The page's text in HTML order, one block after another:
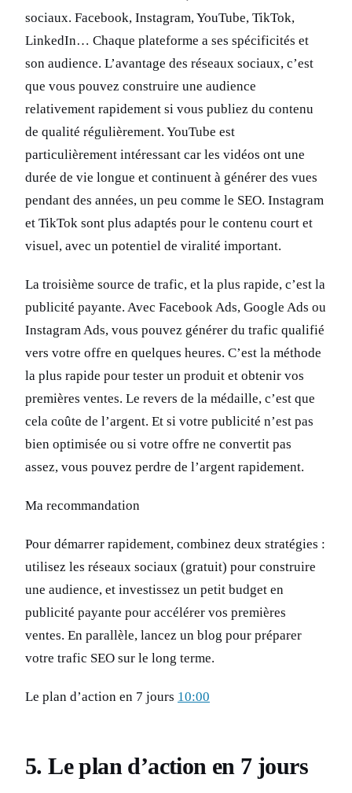
sociaux. Facebook, Instagram, YouTube, TikTok,
LinkedIn… Chaque plateforme a ses spécificités et
son audience. L’avantage des réseaux sociaux, c’est
que vous pouvez construire une audience
relativement rapidement si vous publiez du contenu
de qualité régulièrement. YouTube est
particulièrement intéressant car les vidéos ont une
durée de vie longue et continuent à générer des vues
pendant des années, un peu comme le SEO. Instagram
et TikTok sont plus adaptés pour le contenu court et
visuel, avec un potentiel de viralité important.
La troisième source de trafic, et la plus rapide, c’est la
publicité payante. Avec Facebook Ads, Google Ads ou
Instagram Ads, vous pouvez générer du trafic qualifié
vers votre offre en quelques heures. C’est la méthode
la plus rapide pour tester un produit et obtenir vos
premières ventes. Le revers de la médaille, c’est que
cela coûte de l’argent. Et si votre publicité n’est pas
bien optimisée ou si votre offre ne convertit pas
assez, vous pouvez perdre de l’argent rapidement.
Ma recommandation
Pour démarrer rapidement, combinez deux stratégies :
utilisez les réseaux sociaux (gratuit) pour construire
une audience, et investissez un petit budget en
publicité payante pour accélérer vos premières
ventes. En parallèle, lancez un blog pour préparer
votre trafic SEO sur le long terme.
Le plan d’action en 7 jours 10:00
5. Le plan d’action en 7 jours